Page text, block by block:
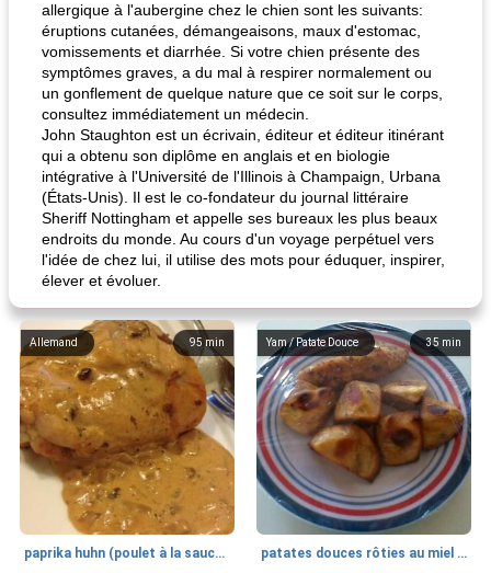
allergique à l'aubergine chez le chien sont les suivants:
éruptions cutanées, démangeaisons, maux d'estomac,
vomissements et diarrhée. Si votre chien présente des
symptômes graves, a du mal à respirer normalement ou
un gonflement de quelque nature que ce soit sur le corps,
consultez immédiatement un médecin.
John Staughton est un écrivain, éditeur et éditeur itinérant
qui a obtenu son diplôme en anglais et en biologie
intégrative à l'Université de l'Illinois à Champaign, Urbana
(États-Unis). Il est le co-fondateur du journal littéraire
Sheriff Nottingham et appelle ses bureaux les plus beaux
endroits du monde. Au cours d'un voyage perpétuel vers
l'idée de chez lui, il utilise des mots pour éduquer, inspirer,
élever et évoluer.
95 min
Allemand
paprika huhn (poulet à la sauce paprika).
35 min
Yam / Patate Douce
patates douces rôties au miel / kumara